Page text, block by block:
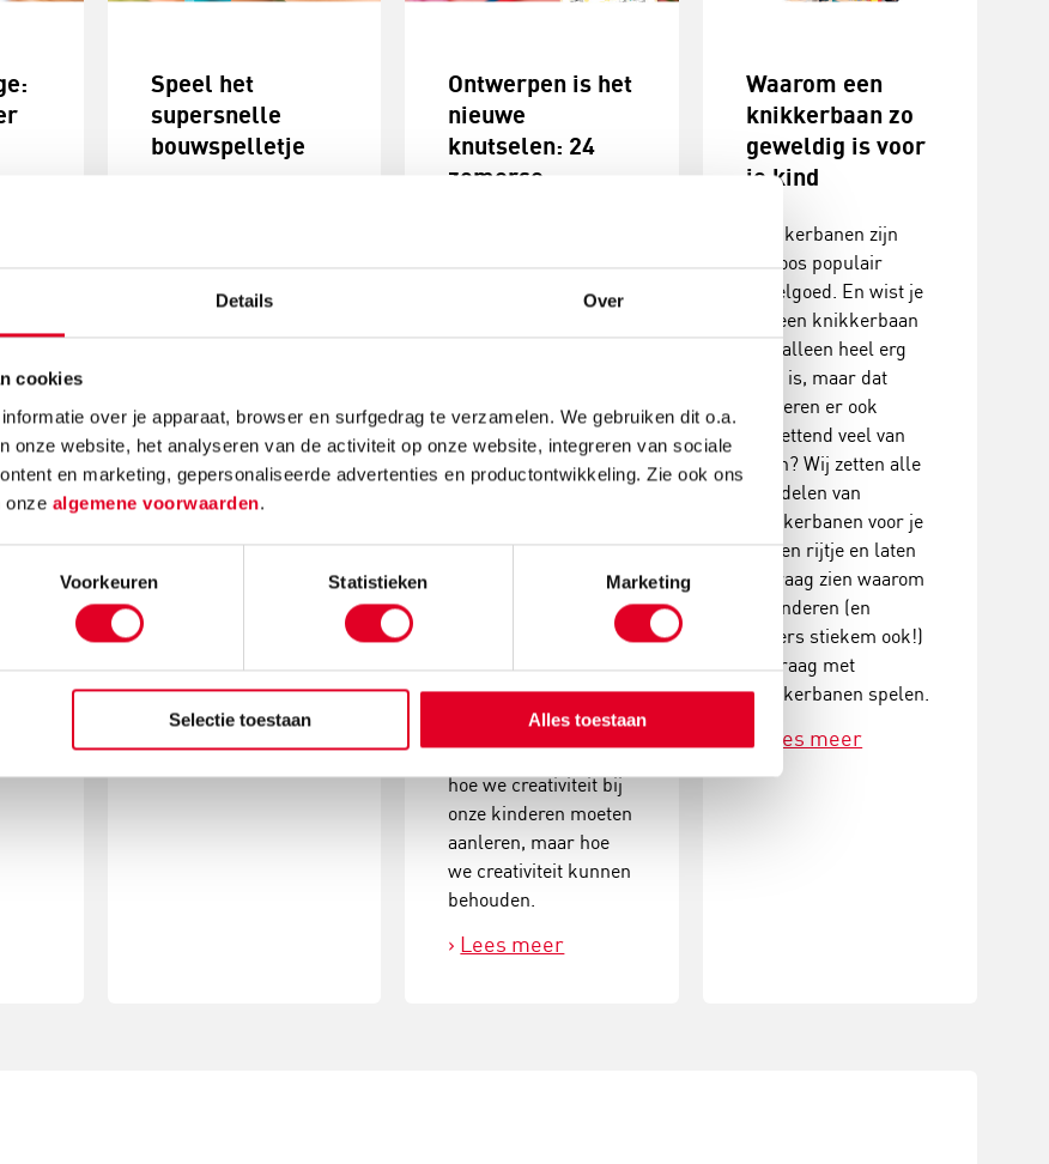
Details Over
cookies
over je apparaat, browser en surfgedrag te verzamelen. We gebruiken dit o.a.
onze website, het analyseren van de activiteit op onze website, integreren van sociale
en marketing, gepersonaliseerde advertenties en productontwikkeling. Zie ook ons
onze algemene voorwaarden.
Voorkeuren Statistieken Marketing
Selectie toestaan Alles toestaan
snel
Speel het
supersnelle
bouwspelletje
je om je tijd te
taken tegelijkertijd?
razend spannende
bouwspelletje.
Lees meer
Ontwerpen is het
nieuwe
knutselen: 24
zomerse
kinderen op hoog
niveau creatief
denken.* Helaas
denken. Op
twaalfjarige leeftijd is
dit slechts 12 procent.
De vraag is dus niet
hoe we creativiteit bij
onze kinderen moeten
aanleren, maar hoe
we creativiteit kunnen
behouden.
Lees meer
Waarom een
knikkerbaan zo
geweldig is voor
je kind
Knikkerbanen zijn
tijdloos populair
speelgoed. En wist je
dat een knikkerbaan
niet alleen heel erg
leuk is, maar dat
kinderen er ook
ontzettend veel van
leren? Wij zetten alle
voordelen van
knikkerbanen voor je
op een rijtje en laten
je graag zien waarom
je kinderen (en
ouders stiekem ook!)
zo graag met
knikkerbanen spelen.
Lees meer